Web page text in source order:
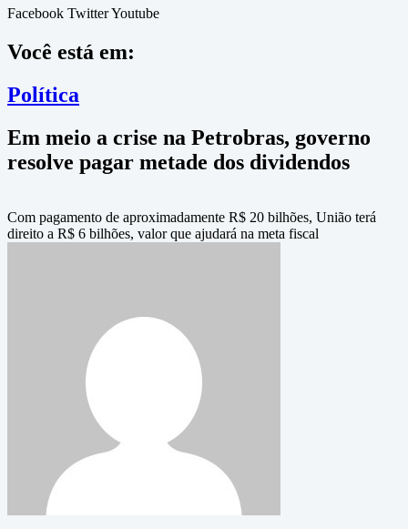
Facebook TwitterYoutube
Você está em:
Política
Em meio a crise na Petrobras, governo
resolve pagar metade dos dividendos
Com pagamento de aproximadamente R$ 20 bilhões, União terá
direito a R$ 6 bilhões, valor que ajudará na meta fiscal